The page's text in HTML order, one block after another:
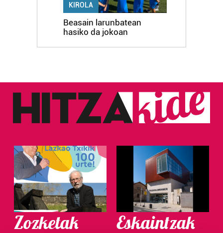
KIROLA
Beasain larunbatean
hasiko da jokoan
Zozketak Eskaintzak